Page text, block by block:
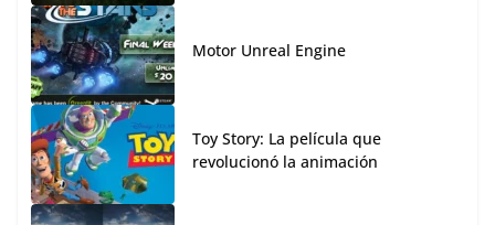
Motor Unreal Engine
Toy Story: La película que
revolucionó la animación